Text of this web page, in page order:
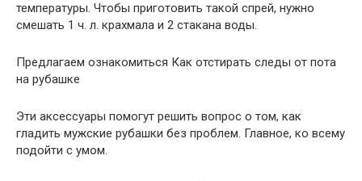
температуры. Чтобы приготовить такой спрей, нужно
смешать 1 ч. л. крахмала и 2 стакана воды.
Предлагаем ознакомиться Как отстирать следы от пота
на рубашке
Эти аксессуары помогут решить вопрос о том, как
гладить мужские рубашки без проблем. Главное, ко всему
подойти с умом.